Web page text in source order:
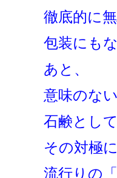
徹底的に
包装にも
あと、
意味のな
石鹸とし
その対極
流行りの